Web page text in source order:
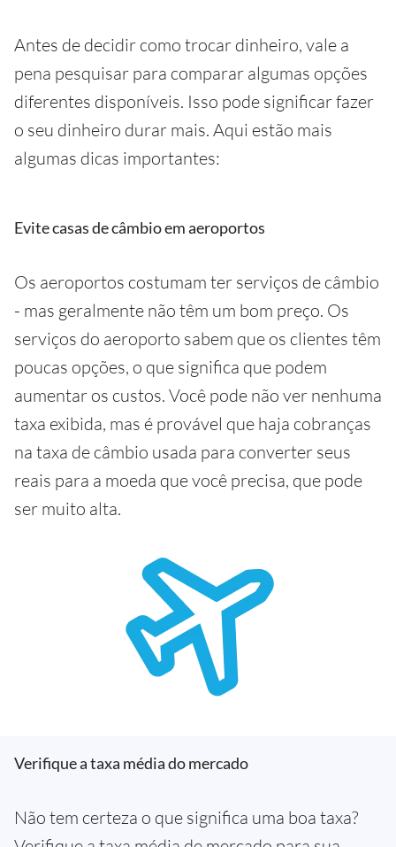
Antes de decidir como trocar dinheiro, vale a
pena pesquisar para comparar algumas opções
diferentes disponíveis. Isso pode significar fazer
o seu dinheiro durar mais. Aqui estão mais
algumas dicas importantes:
Evite casas de câmbio em aeroportos
Os aeroportos costumam ter serviços de câmbio
- mas geralmente não têm um bom preço. Os
serviços do aeroporto sabem que os clientes têm
poucas opções, o que significa que podem
aumentar os custos. Você pode não ver nenhuma
taxa exibida, mas é provável que haja cobranças
na taxa de câmbio usada para converter seus
reais para a moeda que você precisa, que pode
ser muito alta.
Verifique a taxa média do mercado
Não tem certeza o que significa uma boa taxa?